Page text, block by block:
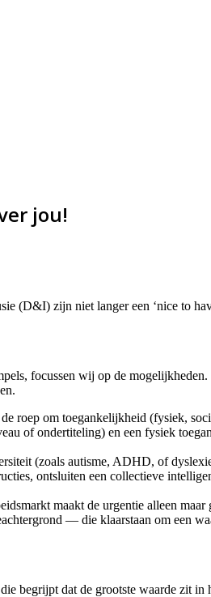
jou!
(D&I) zijn niet langer een ‘nice to
focussen wij op de
de roep om toegankelijkheid (fysiek,
of ondertiteling) en een fysiek
(zoals autisme, ADHD, of
ontsluiten een collectieve
maakt de urgentie alleen
— die klaarstaan om een
begrijpt dat de grootste waarde zit